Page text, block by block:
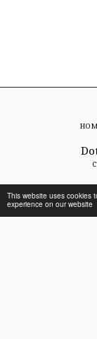
This website uses cookies
experience on our website